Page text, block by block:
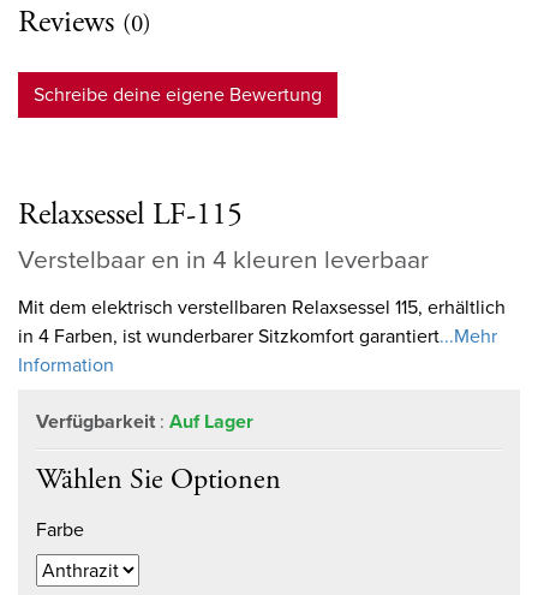
Reviews (0)
Schreibe deine eigene Bewertung
Relaxsessel LF-115
Verstelbaar en in 4 kleuren leverbaar
Mit dem elektrisch verstellbaren Relaxsessel 115, erhältlich
in 4 Farben, ist wunderbarer Sitzkomfort garantiert...Mehr
Information
Verfügbarkeit : Auf Lager
Wählen Sie Optionen
Farbe